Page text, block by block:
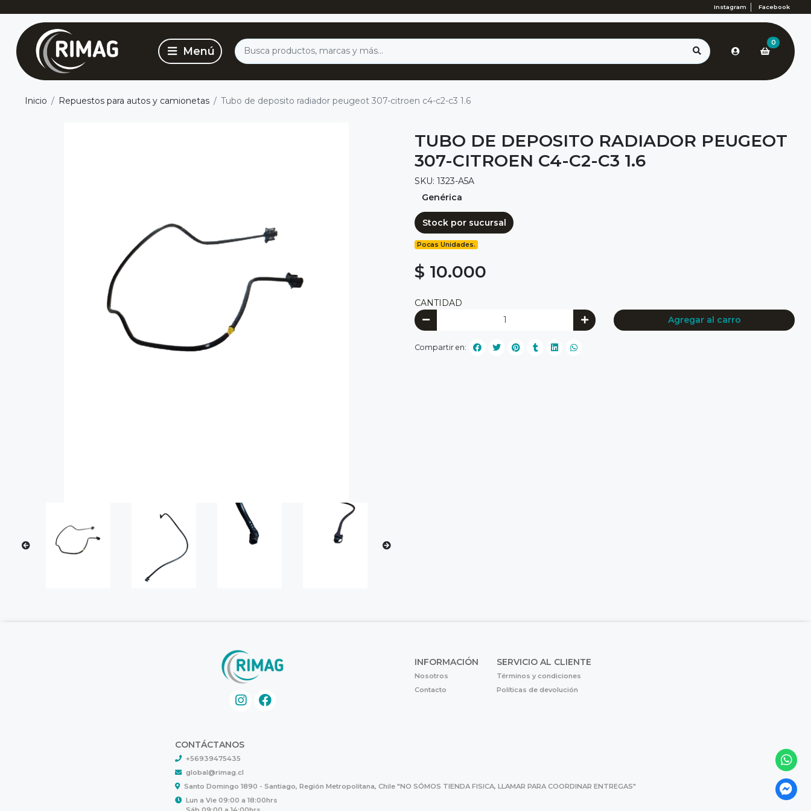
Instagram Facebook
0
Inicio Repuestos para autos y camionetas Tubo de deposito radiador peugeot 307-citroen c4-c2-c3 1.6
TUBO DE DEPOSITO RADIADOR PEUGEOT
307-CITROEN C4-C2-C3 1.6
SKU: 1323-A5A
Genérica
Stock por sucursal
Pocas Unidades.
$ 10.000
CANTIDAD
Agregar al carro
Compartir en:
INFORMACIÓN
Nosotros
Contacto
SERVICIO AL CLIENTE
Términos y condiciones
Políticas de devolución
CONTÁCTANOS
+56939475435
global@rimag.cl
Santo Domingo 1890 - Santiago, Región Metropolitana, Chile "NO SÓMOS TIENDA FISICA, LLAMAR PARA COORDINAR ENTREGAS"
Lun a Vie 09:00 a 18:00hrs